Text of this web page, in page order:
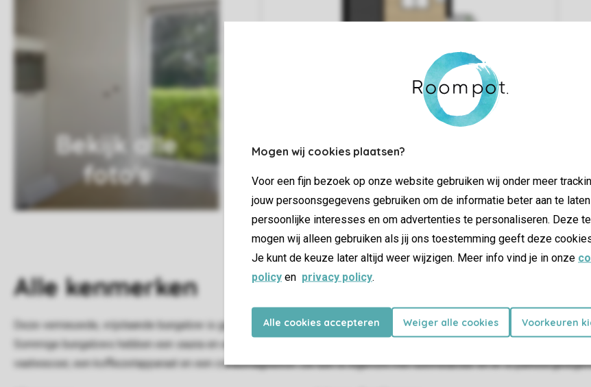
Mogen wij cookies plaatsen?
Voor een fijn bezoek op onze website gebruiken wij onder meer
jouw persoonsgegevens gebruiken om de informatie beter aan te
persoonlijke interesses en om advertenties te personaliseren. Deze
mogen wij alleen gebruiken als jij ons toestemming geeft deze
Je kunt de keuze later altijd weer wijzigen. Meer info vind je in onze
policy en privacy policy.
Alle cookies accepteren Weiger alle cookies Voorkeuren
Bekijk alle
foto's
Allekenmerken
Deze vernieuwde, vrijstaande bungalow is geschikt voor zes personen en heeft twee slaapkamers op de
Sommige bungalows hebben een sauna en een bad, deze zijn op voorkeur te reserveren. Er is ook een gezellige
vaatwasser, een koffiezetapparaat en een combimagnetron. De tuin is ingericht met tuinmeubilair en er is